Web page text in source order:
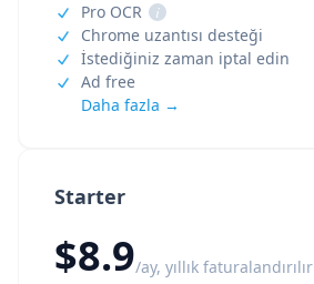
Starter
$8.9/ay, yıllık faturalandırılır
Pro OCR
i
Chrome uzantısı desteği
İstediğiniz zaman iptal edin
Ad free
Daha fazla →